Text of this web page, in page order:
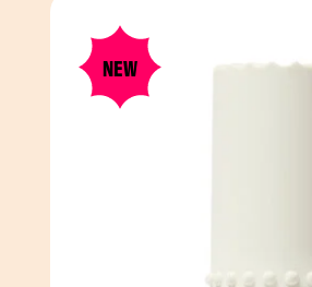
NEW